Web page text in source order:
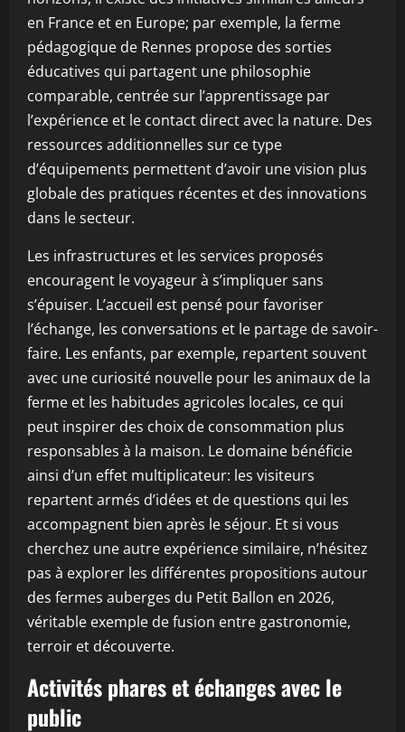
en France et en Europe; par exemple, la ferme
pédagogique de Rennes propose des sorties
éducatives qui partagent une philosophie
comparable, centrée sur l’apprentissage par
l’expérience et le contact direct avec la nature. Des
ressources additionnelles sur ce type
d’équipements permettent d’avoir une vision plus
globale des pratiques récentes et des innovations
dans le secteur.
Les infrastructures et les services proposés
encouragent le voyageur à s’impliquer sans
s’épuiser. L’accueil est pensé pour favoriser
l’échange, les conversations et le partage de savoir-
faire. Les enfants, par exemple, repartent souvent
avec une curiosité nouvelle pour les animaux de la
ferme et les habitudes agricoles locales, ce qui
peut inspirer des choix de consommation plus
responsables à la maison. Le domaine bénéficie
ainsi d’un effet multiplicateur: les visiteurs
repartent armés d’idées et de questions qui les
accompagnent bien après le séjour. Et si vous
cherchez une autre expérience similaire, n’hésitez
pas à explorer les différentes propositions autour
des fermes auberges du Petit Ballon en 2026,
véritable exemple de fusion entre gastronomie,
terroir et découverte.
Activités phares et échanges avec le
public